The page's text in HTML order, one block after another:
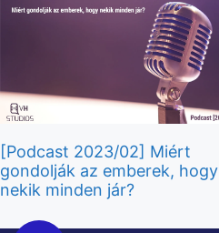
[Podcast 2023/02] Miért
gondolják az emberek, hogy
nekik minden jár?